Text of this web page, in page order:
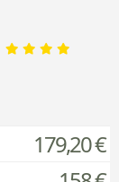
179,20 €